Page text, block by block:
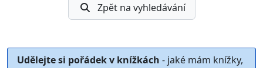
Zpět na vyhledávání
Udělejte si pořádek v knížkách - jaké mám knížky,